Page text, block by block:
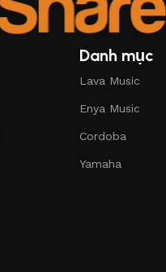
Danh mục
Lava Music
Enya Music
Cordoba
Yamaha